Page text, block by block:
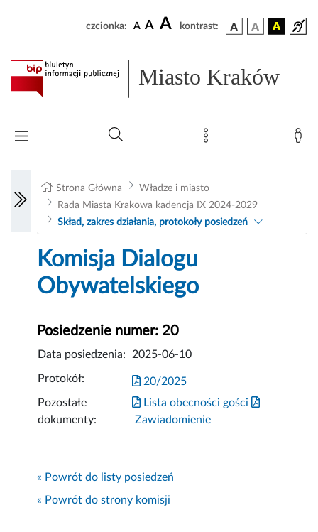
czcionka: A A A kontrast:
Miasto Kraków
Strona Główna
Władze i miasto
Rada Miasta Krakowa kadencja IX 2024-2029
Skład, zakres działania, protokoły posiedzeń
Komisja Dialogu
Obywatelskiego
Posiedzenie numer: 20
Data posiedzenia: 2025-06-10
Protokół:
20/2025
Pozostałe
dokumenty:
Lista obecności gości
Zawiadomienie
« Powrót do listy posiedzeń
« Powrót do strony komisji